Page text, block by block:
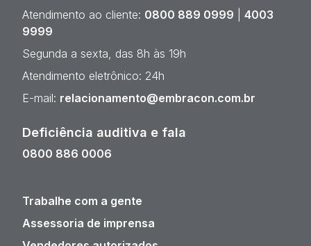
Atendimento ao cliente: 0800 889 0999
4003
9999
Segunda a sexta, das 8h às 19h
Atendimento eletrônico: 24h
E-mail: relacionamento@embracon.com.br
Deficiência auditiva e fala
0800 886 0006
Trabalhe com a gente
Assessoria de imprensa